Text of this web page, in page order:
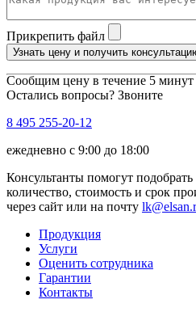
Прикрепить файл
Узнать цену и получить
Сообщим цену в течение 5 минут
Остались вопросы? Звоните
8 495 255-20-12
ежедневно с 9:00 до 18:00
Консультанты помогут
количество, стоимость и срок
через сайт или на почту
Продукция
Услуги
Оценить сотрудника
Гарантии
Контакты